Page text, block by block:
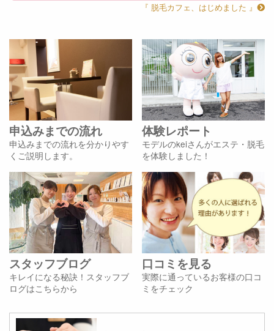
『 脱毛カフェ、はじめました 』
申込みまでの流れ
申込みまでの流れを分かりやす
くご説明します。
体験レポート
モデルのkeiさんがエステ・脱毛
を体験しました！
スタッフブログ
キレイになる秘訣！スタッフブ
ログはこちらから
口コミを見る
実際に通っているお客様の口コ
ミをチェック